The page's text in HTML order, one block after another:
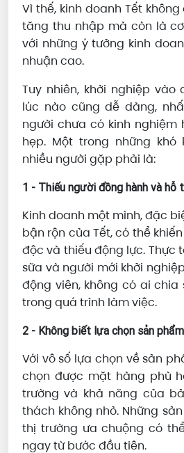
Vì thế, kinh doanh Tết
tăng thu nhập mà còn là
với những ý tưởng kinh
nhuận cao.
Tuy nhiên, khởi nghiệp vào
lúc nào cũng dễ dàng,
người chưa có kinh nghiệm
hẹp. Một trong những
nhiều người gặp phải là:
1 - Thiếu người đồng hành và hỗ
Kinh doanh một mình, đặc
bận rộn của Tết, có thể
độc và thiếu động lực. Thực
sữa và người mới khởi
động viên, không có ai chia
trong quá trình làm việc.
2 - Không biết lựa chọn sản
Với vô số lựa chọn về sản
chọn được mặt hàng phù
trường và khả năng của
thách không nhỏ. Những
thị trường ưa chuộng có
ngay từ bước đầu tiên.